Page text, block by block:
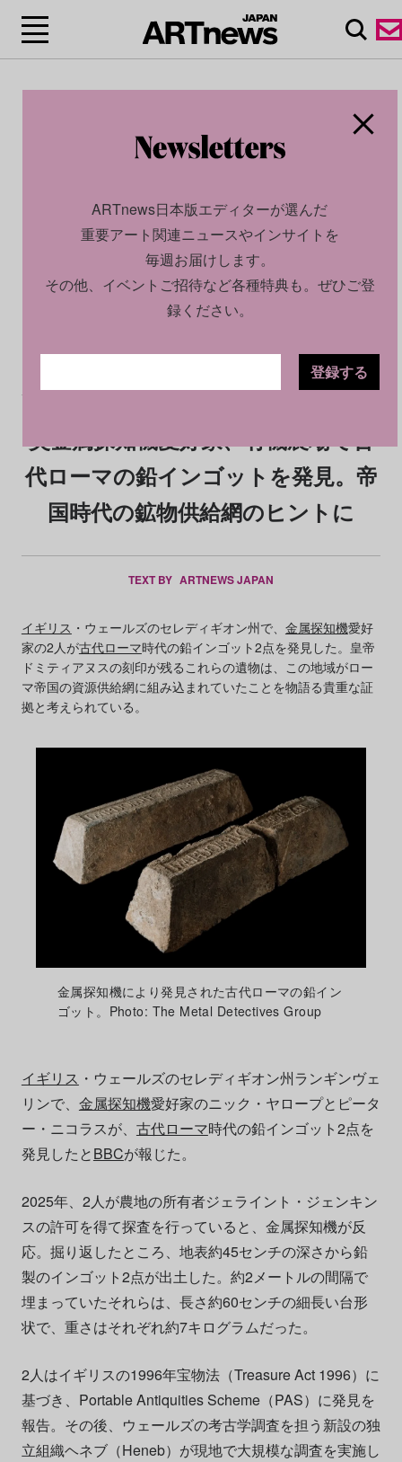
2026.03.11
英金属探知機愛好家、有機農場で古
代ローマの鉛インゴットを発見。帝
国時代の鉱物供給網のヒントに
TEXT BY ARTNEWS JAPAN
イギリス ・ウェールズのセレディギオン州で、 金属探知機愛好
家の2人が古代ローマ時代の鉛インゴット2点を発見した。皇帝
ドミティアヌスの刻印が残るこれらの遺物は、この地域がロー
マ帝国の資源供給網に組み込まれていたことを物語る貴重な証
拠と考えられている。
金属探知機により発見された古代ローマの鉛イン
ゴット。Photo: The Metal Detectives Group
イギリス ・ウェールズのセレディギオン州ランギンヴェ
リンで、 金属探知機愛好家のニック・ヤロープとピータ
ー・ニコラスが、 古代ローマ時代の鉛インゴット2点を
発見したとBBCが報じた。
2025年、2人が農地の所有者ジェライント・ジェンキン
スの許可を得て探査を行っていると、金属探知機が反
応。掘り返したところ、地表約45センチの深さから鉛
製のインゴット2点が出土した。約2メートルの間隔で
埋まっていたそれらは、長さ約60センチの細長い台形
状で、重さはそれぞれ約7キログラムだった。
2人はイギリスの1996年宝物法（Treasure Act 1996）に
基づき、Portable Antiquities Scheme（PAS）に発見を
報告。その後、ウェールズの考古学調査を担う新設の独
立組織ヘネブ（Heneb）が現地で大規模な調査を実施し
ARTnews日本版エディターが選んだ
重要アート関連ニュースやインサイトを
毎週お届けします。
その他、イベントご招待など各種特典も。ぜひご登
録ください。
登録する